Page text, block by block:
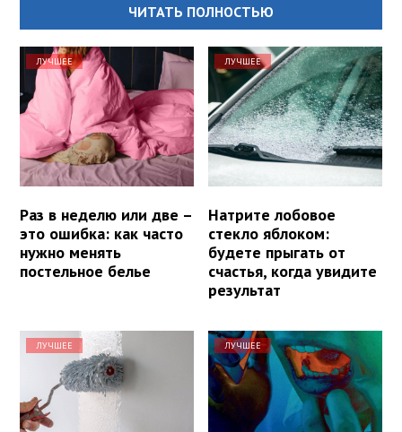
ЧИТАТЬ ПОЛНОСТЬЮ
ЛУЧШЕЕ
Раз в неделю или две –
это ошибка: как часто
нужно менять
постельное белье
ЛУЧШЕЕ
Натрите лобовое
стекло яблоком:
будете прыгать от
счастья, когда увидите
результат
ЛУЧШЕЕ ЛУЧШЕЕ